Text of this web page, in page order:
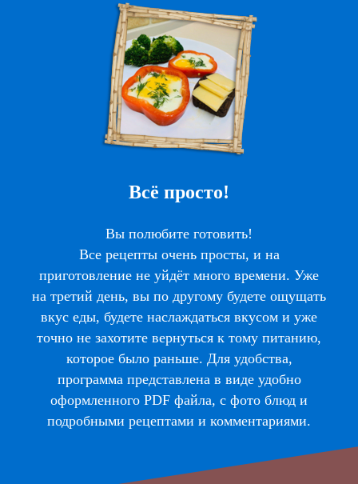
Всё просто!
Вы полюбите готовить!
Все рецепты очень просты, и на
приготовление не уйдёт много времени. Уже
на третий день, вы по другому будете ощущать
вкус еды, будете наслаждаться вкусом и уже
точно не захотите вернуться к тому питанию,
которое было раньше. Для удобства,
программа представлена в виде удобно
оформленного PDF файла, с фото блюд и
подробными рецептами и комментариями.